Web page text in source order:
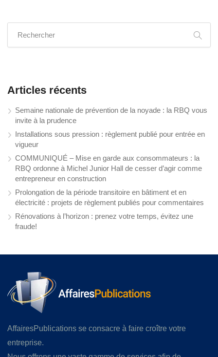
Articles récents
Semaine nationale de prévention de la noyade : la RBQ vous
invite à la prudence
Installations sous pression : règlement publié pour entrée en
vigueur
COMMUNIQUÉ – Mise en garde aux consommateurs : la
RBQ ordonne à Michel Junior Hall de cesser d’agir comme
entrepreneur en construction
Prolongation de la période transitoire en bâtiment et en
électricité : projets de règlement publiés pour commentaires
Rénovations à l’horizon : prenez votre temps, évitez une
fraude!
AffairesPublications se consacre à faire croître votre
entreprise.